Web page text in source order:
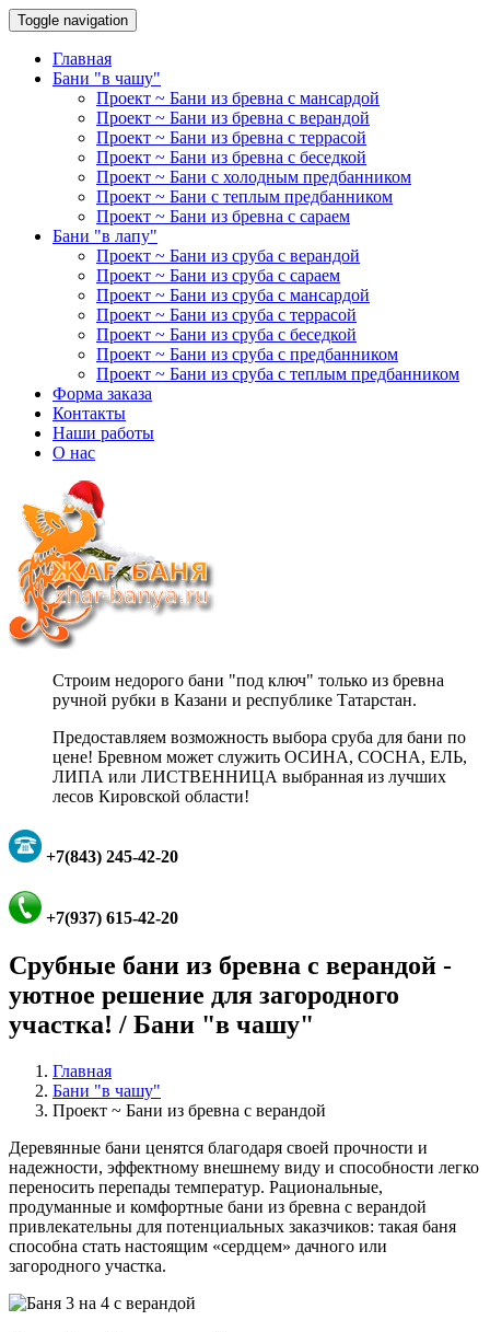
Toggle navigation
Главная
Бани "в чашу"
Проект ~ Бани из бревна с мансардой
Проект ~ Бани из бревна с верандой
Проект ~ Бани из бревна с террасой
Проект ~ Бани из бревна с беседкой
Проект ~ Бани с холодным предбанником
Проект ~ Бани с теплым предбанником
Проект ~ Бани из бревна с сараем
Бани "в лапу"
Проект ~ Бани из сруба с верандой
Проект ~ Бани из сруба с сараем
Проект ~ Бани из сруба с мансардой
Проект ~ Бани из сруба с террасой
Проект ~ Бани из сруба с беседкой
Проект ~ Бани из сруба с предбанником
Проект ~ Бани из сруба с теплым предбанником
Форма заказа
Контакты
Наши работы
О нас
Строим недорого бани "под ключ" только из бревна
ручной рубки в Казани и республике Татарстан.
Предоставляем возможность выбора сруба для бани по
цене! Бревном может служить ОСИНА, СОСНА, ЕЛЬ,
ЛИПА или ЛИСТВЕННИЦА выбранная из лучших
лесов Кировской области!
+7(843) 245-42-20
+7(937) 615-42-20
Срубные бани из бревна с верандой -
уютное решение для загородного
участка! / Бани "в чашу"
Главная
Бани "в чашу"
Проект ~ Бани из бревна с верандой
Деревянные бани ценятся благодаря своей прочности и
надежности, эффектному внешнему виду и способности легко
переносить перепады температур. Рациональные,
продуманные и комфортные бани из бревна с верандой
привлекательны для потенциальных заказчиков: такая баня
способна стать настоящим «сердцем» дачного или
загородного участка.